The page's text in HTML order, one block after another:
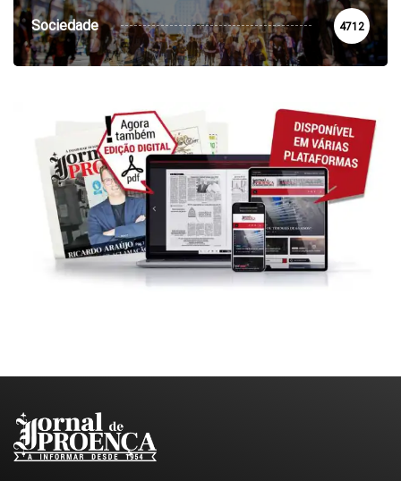
Sociedade 4712